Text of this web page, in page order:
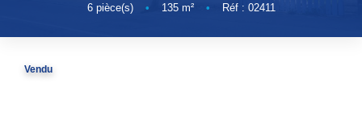
6pièce(s) • 135m² • Réf : 02411
Vendu